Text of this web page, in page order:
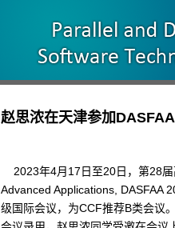
赵思浓在天津参加
2023年4月 17 日至20日，第28
Advanced Applications, DASFAA
级国际会议，为CCF推荐B类会议